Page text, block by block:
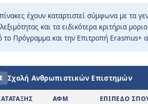
Us
έχουν καταρτιστεί σύμφωνα με τα
και τα ειδικότερα κριτήρια
το Πρόγραμμα και την Επιτροπή Erasmus+
Σχολή Ανθρωπιστικών Επιστημών
ΑΦΜ ΕΠΊΠΕΔΟ